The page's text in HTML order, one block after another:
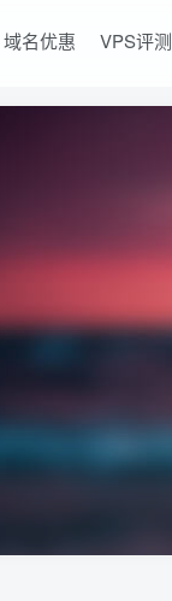
域名优惠 VPS评测